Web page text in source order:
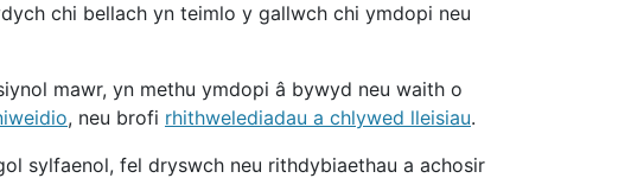
chi bellach yn teimlo y gallwch chi ymdopi neu
mawr, yn methu ymdopi â bywyd neu waith o
, neu brofi rhithwelediadau a chlywed lleisiau.
sylfaenol, fel dryswch neu rithdybiaethau a achosir